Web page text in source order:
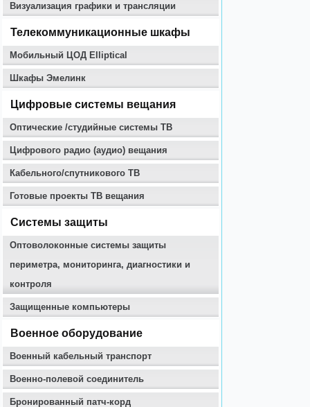
Визуализация графики и трансляции
Телекоммуникационные шкафы
Мобильный ЦОД Elliptical
Шкафы Эмелинк
Цифровые системы вещания
Оптические /студийные системы ТВ
Цифрового радио (аудио) вещания
Кабельного/спутникового ТВ
Готовые проекты ТВ вещания
Системы защиты
Оптоволоконные системы защиты
периметра, мониторинга, диагностики и
контроля
Защищенные компьютеры
Военное оборудование
Военный кабельный транспорт
Военно-полевой соединитель
Бронированный патч-корд